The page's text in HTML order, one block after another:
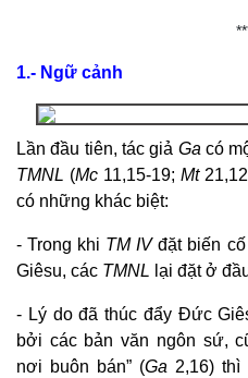
1.- Ngữ cảnh
Lần đầu tiên, tác giả Ga có
TMNL (Mc11,15-19; Mt
có những khác biệt:
- Trong khi TM IVđặt biến
Giêsu, các TMNL lại đặt ở
- Lý do đã thúc đẩy Đức
bởi các bản văn ngôn sứ,
nơi buôn bán” (Ga 2,16) thì